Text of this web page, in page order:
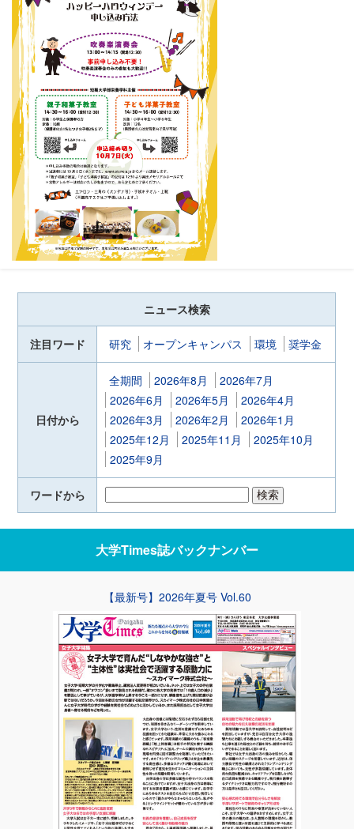
ニュース検索
注目ワード 研究 オープンキャンパス 環境 奨学金
日付から
全期間 2026年8月
2026年7月
2026年6月
2026年5月
2026年4月
2026年3月
2026年2月
2026年1月
2025年12月
2025年11月
2025年10月
2025年9月
ワードから
大学Times誌バックナンバー
【最新号】2026年夏号 Vol.60